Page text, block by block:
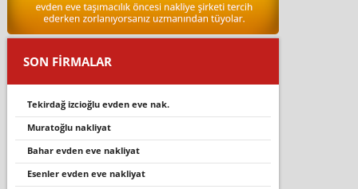
SON FİRMALAR
tekirdağ izcioğlu evden eve nak.
muratoğlu nakliyat
bahar evden eve nakli̇yat
esenler evden eve nakli̇yat